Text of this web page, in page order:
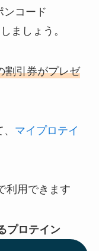
ンコード
ましょう。
割引券がプレゼ
マイプロテイ
利用できます
プロテイン